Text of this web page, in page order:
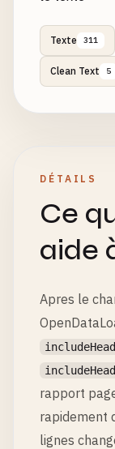
Texte 311
Clean Text 5
DÉTAILS
Ce
aide
Apres le
rapport
rapidement
lignes